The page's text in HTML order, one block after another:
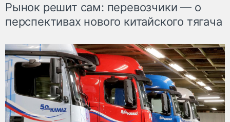
Рынок решит сам: перевозчики — о
перспективах нового китайского тягача